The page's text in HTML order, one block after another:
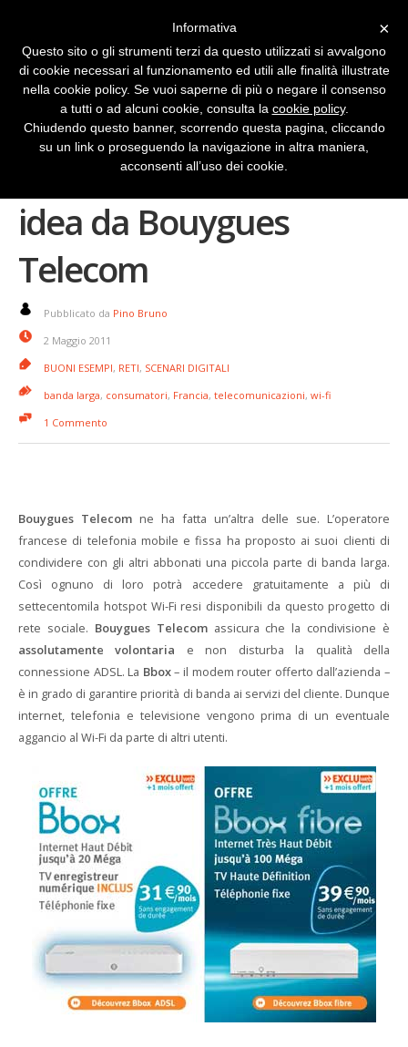
Wi-Fi sociale: che bella
idea da Bouygues
Telecom
Pubblicato da Pino Bruno
2 Maggio 2011
BUONI ESEMPI, RETI, SCENARI DIGITALI
banda larga, consumatori, Francia, telecomunicazioni, wi-fi
1 Commento
Bouygues Telecom ne ha fatta un’altra delle sue. L’operatore
francese di telefonia mobile e fissa ha proposto ai suoi clienti di
condividere con gli altri abbonati una piccola parte di banda larga.
Così ognuno di loro potrà accedere gratuitamente a più di
settecentomila hotspot Wi-Fi resi disponibili da questo progetto di
rete sociale. Bouygues Telecomassicura che la condivisione è
assolutamente volontaria e non disturba la qualità della
connessione ADSL. La Bbox– il modem router offerto dall’azienda –
è in grado di garantire priorità di banda ai servizi del cliente. Dunque
internet, telefonia e televisione vengono prima di un eventuale
aggancio al Wi-Fi da parte di altri utenti.
×
Informativa
Questo sito o gli strumenti terzi da questo utilizzati si avvalgono
di cookie necessari al funzionamento ed utili alle finalità illustrate
nella cookie policy. Se vuoi saperne di più o negare il consenso
a tutti o ad alcuni cookie, consulta la cookie policy.
Chiudendo questo banner, scorrendo questa pagina, cliccando
su un link o proseguendo la navigazione in altra maniera,
acconsenti all’uso dei cookie.